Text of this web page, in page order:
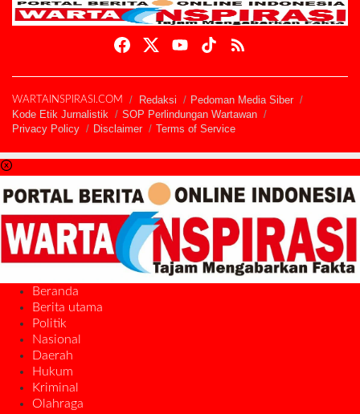
WARTAINSPIRASI.COM Redaksi
Pedoman Media Siber
Kode Etik Jurnalistik
SOP Perlindungan Wartawan
Privacy Policy
Disclaimer Terms of Service
Beranda
Berita utama
Politik
Nasional
Daerah
Hukum
Kriminal
Olahraga